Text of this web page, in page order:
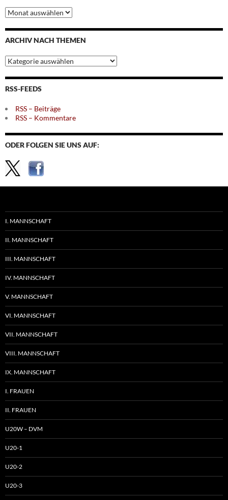
Archiv
nach
Monaten
ARCHIV NACH THEMEN
Archiv
nach
Themen
RSS-FEEDS
RSS – Beiträge
RSS – Kommentare
ODER FOLGEN SIE UNS AUF:
I. MANNSCHAFT
II. MANNSCHAFT
III. MANNSCHAFT
IV. MANNSCHAFT
V. MANNSCHAFT
VI. MANNSCHAFT
VII. MANNSCHAFT
VIII. MANNSCHAFT
IX. MANNSCHAFT
I. FRAUEN
II. FRAUEN
U20W – DVM
U20-1
U20-2
U20-3